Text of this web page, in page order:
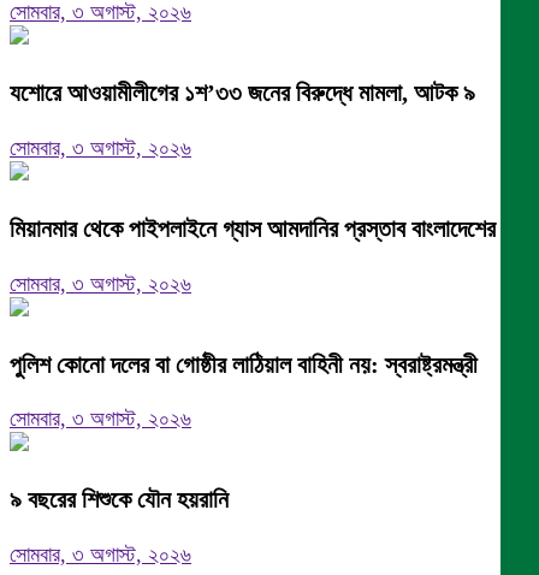
সোমবার, ৩ অগাস্ট, ২০২৬
যশোরে আওয়ামীলীগের ১শ’৩৩ জনের বিরুদ্ধে মামলা, আটক ৯
সোমবার, ৩ অগাস্ট, ২০২৬
মিয়ানমার থেকে পাইপলাইনে গ্যাস আমদানির প্রস্তাব বাংলাদেশের
সোমবার, ৩ অগাস্ট, ২০২৬
পুলিশ কোনো দলের বা গোষ্ঠীর লাঠিয়াল বাহিনী নয়: স্বরাষ্ট্রমন্ত্রী
সোমবার, ৩ অগাস্ট, ২০২৬
৯ বছরের শিশুকে যৌন হয়রানি
সোমবার, ৩ অগাস্ট, ২০২৬